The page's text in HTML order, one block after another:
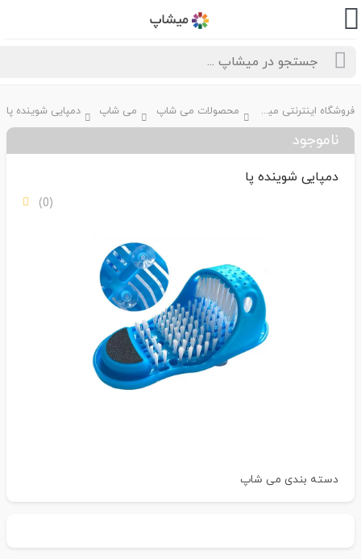
فروشگاه اینترنتی میشاپ محصولات می شاپ می شاپ دمپایی شوینده پا
ناموجود
دمپایی شوینده پا
دسته بندیمی شاپ